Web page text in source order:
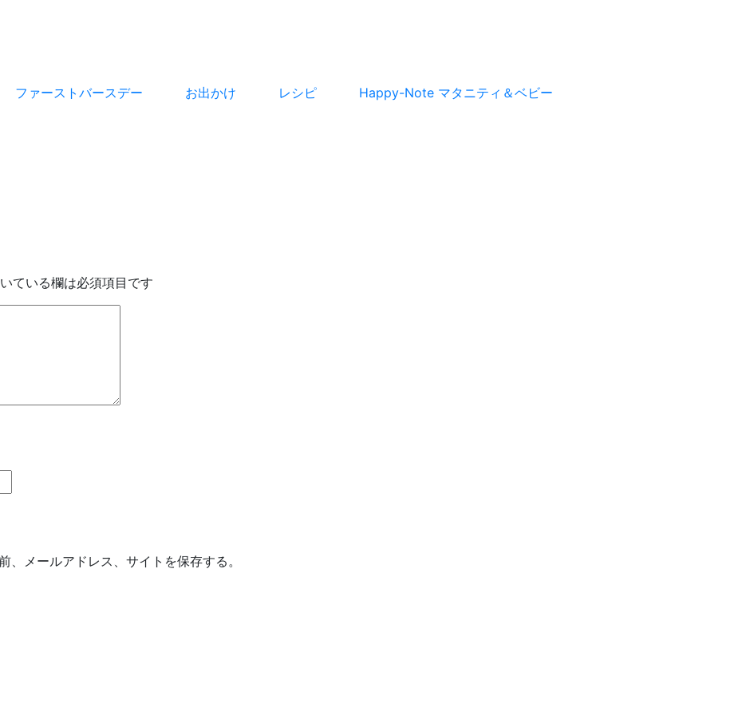
ファーストバースデー お出かけ レシピ Happy-Note マタニティ＆ベビー
ている欄は必須項目です
メールアドレス、サイトを保存する。